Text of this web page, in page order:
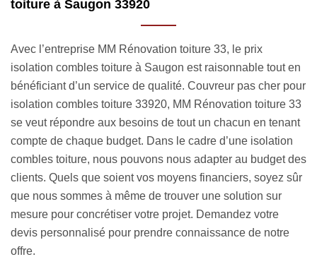
couvreur isolation combles toiture MM Rénovation toiture
33 peut utiliser de la laine naturelle. C’est un matériau
isolant très efficace pour apporter un confort thermique et
acoustique à votre habitation. Vous aurez le choix entre la
laine de coton, le liège expansé, la laine de chanvre, la
ouate de cellulose, la laine de mouton, la fibre de bois et
plus encore. Afin que nous puissions orienter vos choix,
n’hésitez pas à nous communiquer le montant de votre
budget. Confiez-nous sereinement votre projet.